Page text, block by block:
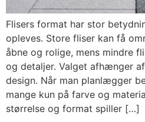
Flisers format har stor
opleves. Store fliser kan få
åbne og rolige, mens mindre
og detaljer. Valget afhænger
design. Når man planlægger
mange kun på farve og
størrelse og format spiller […]